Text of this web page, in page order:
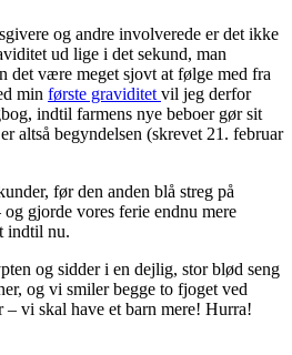
og andre involverede er det ikke
ud lige i det sekund, man
det være meget sjovt at følge med fra
min første graviditet vil jeg derfor
indtil farmens nye beboer gør sit
altså begyndelsen (skrevet 21. februar
før den anden blå streg på
gjorde vores ferie endnu mere
indtil nu.
og sidder i en dejlig, stor blød seng
og vi smiler begge to fjoget ved
– vi skal have et barn mere! Hurra!